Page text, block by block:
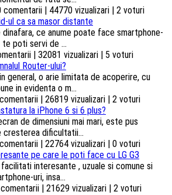
| 44770 vizualizari | 2 voturi
ul ca sa masor distante
ce anume poate face smartphone-
poti servi de ...
| 32081 vizualizari | 5 voturi
Router-ului?
general, o arie limitata de acoperire, cu
in evidenta o m...
| 26819 vizualizari | 2 voturi
la iPhone 6 si 6 plus?
de dimensiuni mai mari, este pus
cresterea dificultatii...
| 22764 vizualizari | 0 voturi
pe care le poti face cu LG G3
interesante , uzuale si comune si
uri, insa...
| 21629 vizualizari | 2 voturi